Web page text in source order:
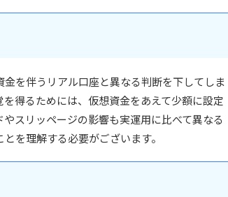
を伴うリアル口座と異なる判断を下してしま
得るためには、仮想資金をあえて少額に設定
スリッページの影響も実運用に比べて異なる
を理解する必要がございます。